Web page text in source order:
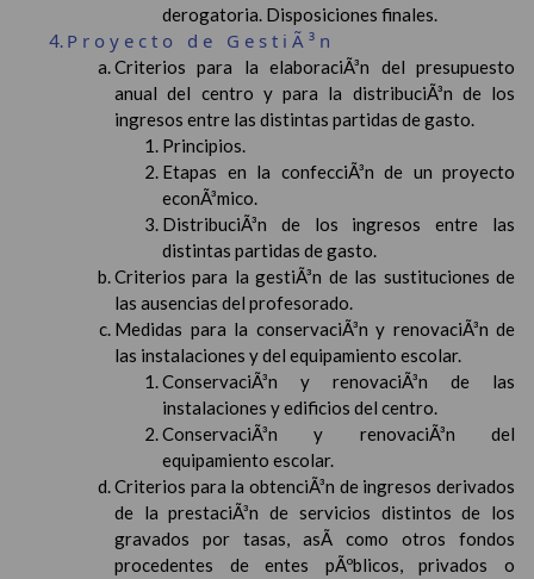
derogatoria. Disposiciones finales.
Proyecto de GestiÃ³n
Criterios para la elaboraciÃ³n del presupuesto
anual del centro y para la distribuciÃ³n de los
ingresos entre las distintas partidas de gasto.
Principios.
Etapas en la confecciÃ³n de un proyecto
econÃ³mico.
DistribuciÃ³n de los ingresos entre las
distintas partidas de gasto.
Criterios para la gestiÃ³n de las sustituciones de
las ausencias del profesorado.
Medidas para la conservaciÃ³n y renovaciÃ³n de
las instalaciones y del equipamiento escolar.
ConservaciÃ³n y renovaciÃ³n de las
instalaciones y edificios del centro.
ConservaciÃ³n y renovaciÃ³n del
equipamiento escolar.
Criterios para la obtenciÃ³n de ingresos derivados
de la prestaciÃ³n de servicios distintos de los
gravados por tasas, asÃ­ como otros fondos
procedentes de entes pÃºblicos, privados o